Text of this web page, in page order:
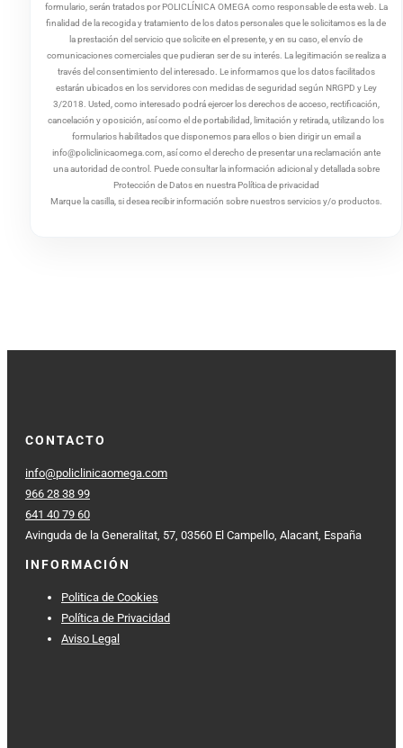
formulario, serán tratados por POLICLÍNICA OMEGA como responsable de esta web. La
finalidad de la recogida y tratamiento de los datos personales que le solicitamos es la de
la prestación del servicio que solicite en el presente, y en su caso, el envío de
comunicaciones comerciales que pudieran ser de su interés. La legitimación se realiza a
través del consentimiento del interesado. Le informamos que los datos facilitados
estarán ubicados en los servidores con medidas de seguridad según NRGPD y Ley
3/2018. Usted, como interesado podrá ejercer los derechos de acceso, rectificación,
cancelación y oposición, así como el de portabilidad, limitación y retirada, utilizando los
formularios habilitados que disponemos para ellos o bien dirigir un email a
info@policlinicaomega.com, así como el derecho de presentar una reclamación ante
una autoridad de control. Puede consultar la información adicional y detallada sobre
Protección de Datos en nuestra Política de privacidad
Marque la casilla, si desea recibir información sobre nuestros servicios y/o productos.
CONTACTO
info@policlinicaomega.com
966 28 38 99
641 40 79 60
Avinguda de la Generalitat, 57, 03560 El Campello, Alacant, España
INFORMACIÓN
Politica de Cookies
Política de Privacidad
Aviso Legal